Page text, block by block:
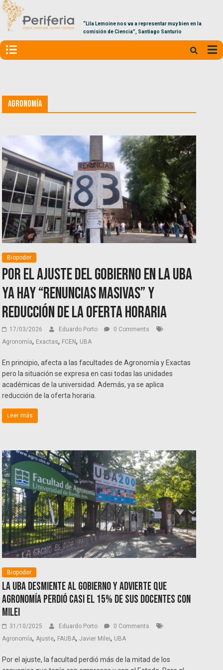
“Lila Lemoine nos va a representar muy bien en la
comisión de Ciencia”, Santiago Santurio
Agronomía
Biopoder
Por el ajuste del Gobierno en la UBA
ya hay “renuncias masivas” y
reducción de la oferta horaria
17/03/2026 Eduardo Porto
0 Comments
Agronomía, Exactas, FCEN, UBA
En principio, afecta a las facultades de Agronomía y Exactas
pero la situación se expresa en casi todas las unidades
académicas de la universidad. Además, ya se aplica
reducción de la oferta horaria.
Leer más
Biopoder
La UBA desmiente al Gobierno y advierte que
Agronomía perdió casi el 15% de sus docentes con
Milei
31/10/2025 Eduardo Porto
0 Comments
Agronomía, Ajuste, FAUBA,Javier Milei, UBA
Por el ajuste, la facultad perdió más de la mitad de los